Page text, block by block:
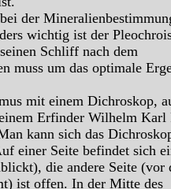
der
wichtig ist der
Schliff nach dem
muss um das optimale
mit einem Dichroskop,
Erfinder Wilhelm Karl
kann sich das
einer Seite befindet sich
die andere Seite (vor
ist offen. In der Mitte des